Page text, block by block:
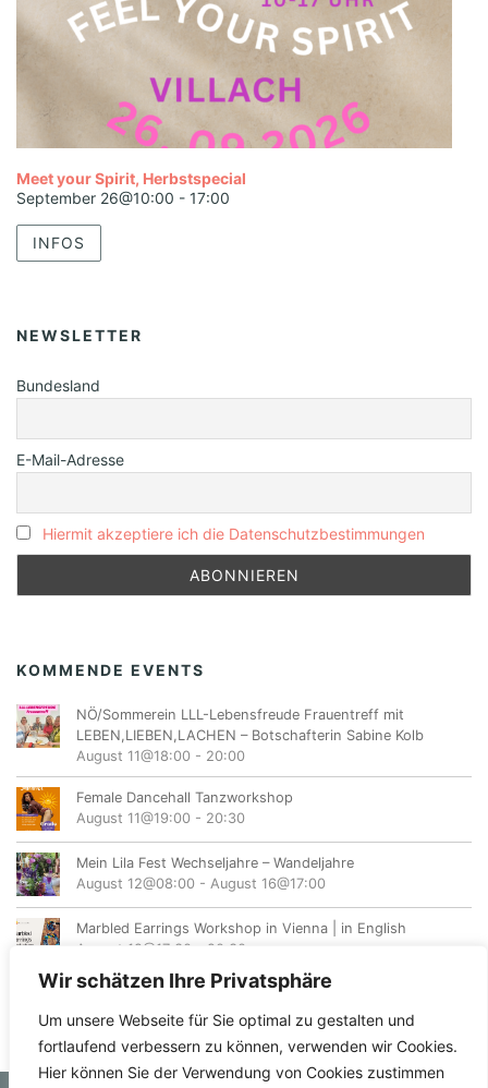
Wir schätzen Ihre Privatsphäre
Um unsere Webseite für Sie optimal zu gestalten und
fortlaufend verbessern zu können, verwenden wir Cookies.
Hier können Sie der Verwendung von Cookies zustimmen
Meet your Spirit, Herbstspecial
September 26@10:00 - 17:00
INFOS
NEWSLETTER
Bundesland
E-Mail-Adresse
Hiermit akzeptiere ich die Datenschutzbestimmungen
KOMMENDE EVENTS
NÖ/Sommerein LLL-Lebensfreude Frauentreff mit
LEBEN,LIEBEN,LACHEN – Botschafterin Sabine Kolb
August 11@18:00 - 20:00
Female Dancehall Tanzworkshop
August 11@19:00 - 20:30
Mein Lila Fest Wechseljahre – Wandeljahre
August 12@08:00 - August 16@17:00
Marbled Earrings Workshop in Vienna | in English
August 12@17:30
20:30